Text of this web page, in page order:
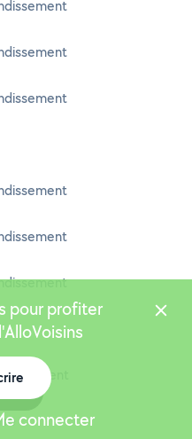
pour profiter
connecter